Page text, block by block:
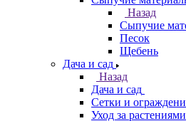
Назад
Сыпучие
Песок
Щебень
Дача и сад
Назад
Дача и сад
Сетки и
Уход за растениями